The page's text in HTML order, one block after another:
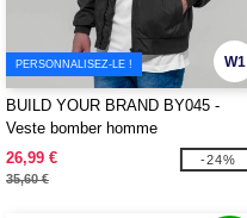
W1
PERSONNALISEZ-LE !
BUILD YOUR BRAND BY045 -
Veste bomber homme
26,99 €
35,60 €
-24%